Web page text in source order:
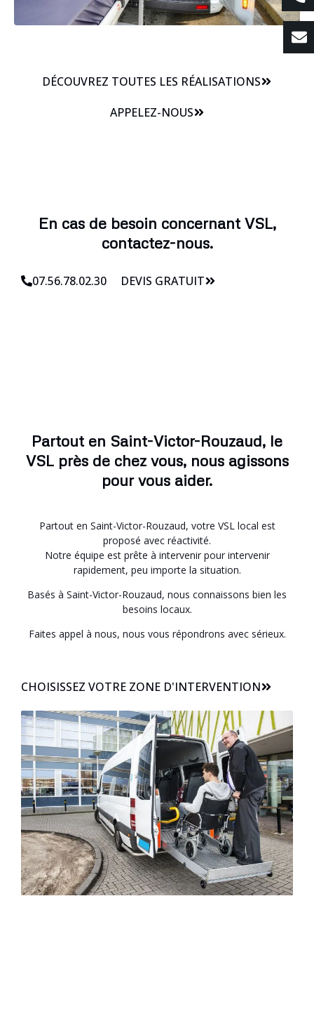
DÉCOUVREZ TOUTES LES RÉALISATIONS
APPELEZ-NOUS
En cas de besoin concernant VSL,
contactez-nous.
07.56.78.02.30 DEVIS GRATUIT
Partout en Saint-Victor-Rouzaud, le
VSL près de chez vous, nous agissons
pour vous aider.
Partout en Saint-Victor-Rouzaud, votre VSL local est
proposé avec réactivité.
Notre équipe est prête à intervenir pour intervenir
rapidement, peu importe la situation.
Basés à Saint-Victor-Rouzaud, nous connaissons bien les
besoins locaux.
Faites appel à nous, nous vous répondrons avec sérieux.
CHOISISSEZ VOTRE ZONE D'INTERVENTION